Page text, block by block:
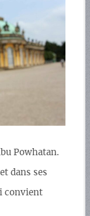
Powhatan.
dans ses
convient